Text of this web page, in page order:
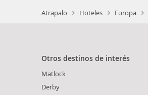
Atrapalo Hoteles Europa
Otros destinos de interés
Matlock
Derby